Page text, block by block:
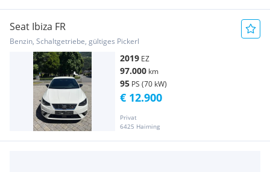
Seat Ibiza FR
Benzin, Schaltgetriebe, gültiges Pickerl
2019 EZ
97.000 km
95 PS (70 kW)
Privat
6425 Haiming
€ 12.900